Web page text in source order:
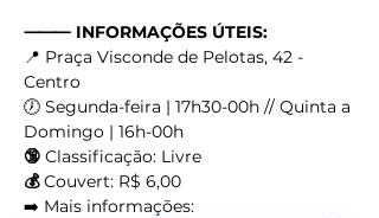
⸻ INFORMAÇÕES ÚTEIS:
📍 Praça Visconde de Pelotas, 42 -
Centro
🕖 Segunda-feira | 17h30-00h // Quinta a
Domingo | 16h-00h
🔞 Classificação: Livre
💰 Couvert: R$ 6,00
➡️ Mais informações: